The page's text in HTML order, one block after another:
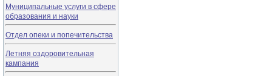
Муниципальные услуги в сфере
образования и науки
Отдел опеки и попечительства
Летняя оздоровительная
кампания